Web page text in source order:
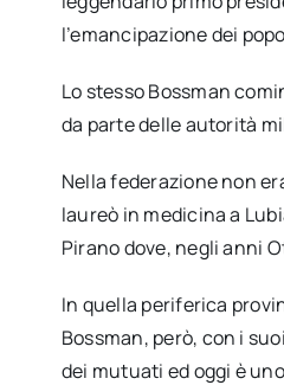
l’emancipazione dei
Lo stesso Bossman
da parte delle autorità
Nella federazione non
laureò in medicina a
Pirano dove, negli anni
In quella periferica
Bossman, però, con i
dei mutuati ed oggi è